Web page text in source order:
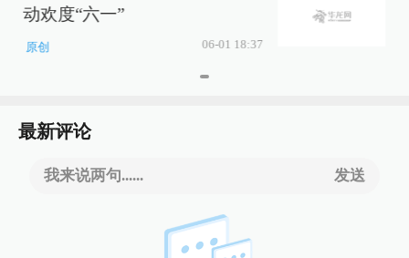
动欢度“六一”
原创 06-01 18:37
最新评论
我来说两句...... 发送